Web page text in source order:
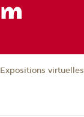
Expositions virtuelles